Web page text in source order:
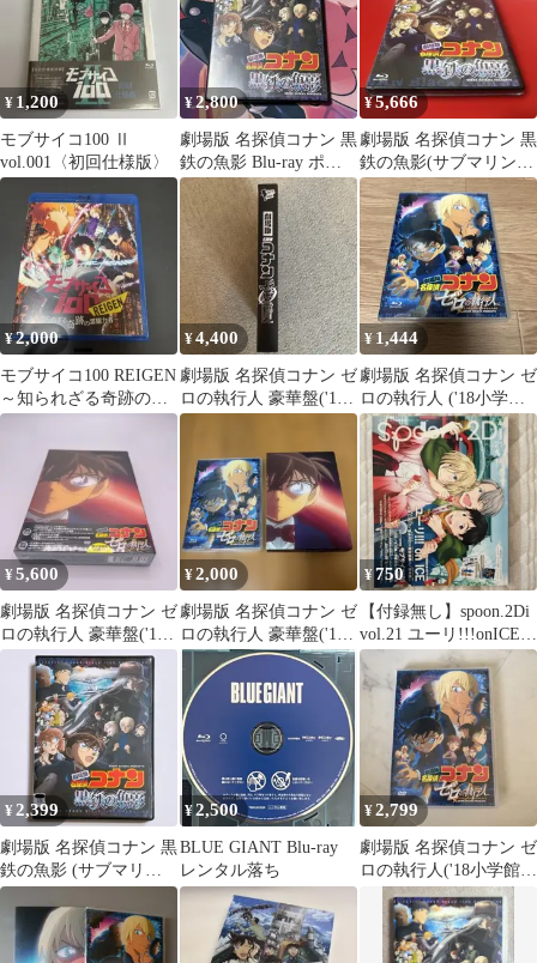
¥ 1,200
モブサイコ100 Ⅱ
vol.001〈初回仕様版〉
¥2,800
劇場版 名探偵コナン 黒
鉄の魚影 Blu-ray ポス
トカード付き
¥5,666
劇場版 名探偵コナン 黒
鉄の魚影(サブマリン)
('23小学館/読売テレビ/
日本…
¥2,000
モブサイコ100 REIGEN
～知られざる奇跡の霊
能力者～
¥4,400
劇場版 名探偵コナン ゼ
ロの執行人 豪華盤('18
小学館/読売テレビ/日本
¥ 1,444
劇場版 名探偵コナン ゼ
ロの執行人 ('18小学館/
読売テレビ/日本テレビ
¥5,600
劇場版 名探偵コナン ゼ
ロの執行人 豪華盤('18
小学館/読売テレビ/
¥2,000
劇場版 名探偵コナン ゼ
ロの執行人 豪華盤('18
小学館/読売テレビ/日本
テレ…
¥750
【付録無し】spoon.2Di
vol.21 ユーリ!!!onICE
モブサイコ
¥2,399
劇場版 名探偵コナン 黒
鉄の魚影 (サブマリン)
DVD レンタル落ち 映
¥2,500
BLUE GIANT Blu-ray
レンタル落ち
¥2,799
劇場版 名探偵コナン ゼ
ロの執行人('18小学館/
読売テレビ/日本テレ
ビ/Sh…